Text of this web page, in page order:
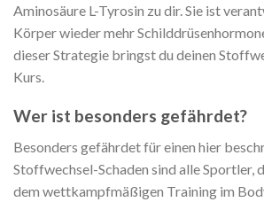
Aminosäure L-Tyrosin zu dir. Sie ist
Körper wieder mehr
dieser Strategie bringst du deinen
Kurs.
Wer ist besonders gefährdet?
Besonders gefährdet für einen hier
Stoffwechsel-Schaden sind alle Sportler,
dem wettkampfmäßigen Training im